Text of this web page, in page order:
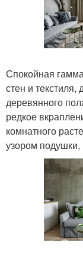
Спокойная
стен и
деревянного
редкое
комнатного
узором